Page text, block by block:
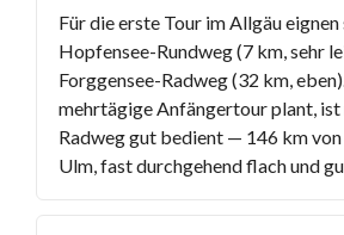
Für die erste Tour im Allgäu eignen
Hopfensee-Rundweg (7 km, sehr
Forggensee-Radweg (32 km,
mehrtägige Anfängertour plant,
Radweg gut bedient — 146 km
Ulm, fast durchgehend flach und